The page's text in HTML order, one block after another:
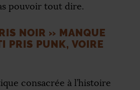
pouvoir tout dire.
NOIR » MANQUE
PRIS PUNK, VOIRE
consacrée à l’histoire